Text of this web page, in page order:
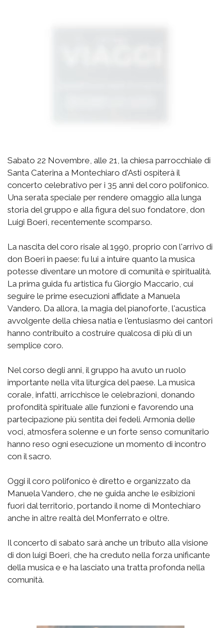
Sabato 22 Novembre, alle 21, la chiesa parrocchiale di
Santa Caterina a Montechiaro d'Asti ospiterà il
concerto celebrativo per i 35 anni del coro polifonico.
Una serata speciale per rendere omaggio alla lunga
storia del gruppo e alla figura del suo fondatore, don
Luigi Boeri, recentemente scomparso.
La nascita del coro risale al 1990, proprio con l'arrivo di
don Boeri in paese: fu lui a intuire quanto la musica
potesse diventare un motore di comunità e spiritualità.
La prima guida fu artistica fu Giorgio Maccario, cui
seguire le prime esecuzioni affidate a Manuela
Vandero. Da allora, la magia del pianoforte, l'acustica
avvolgente della chiesa natia e l'entusiasmo dei cantori
hanno contribuito a costruire qualcosa di più di un
semplice coro.
Nel corso degli anni, il gruppo ha avuto un ruolo
importante nella vita liturgica del paese. La musica
corale, infatti, arricchisce le celebrazioni, donando
profondità spirituale alle funzioni e favorendo una
partecipazione più sentita dei fedeli. Armonia delle
voci, atmosfera solenne e un forte senso comunitario
hanno reso ogni esecuzione un momento di incontro
con il sacro.
Oggi il coro polifonico è diretto e organizzato da
Manuela Vandero, che ne guida anche le esibizioni
fuori dal territorio, portando il nome di Montechiaro
anche in altre realtà del Monferrato e oltre.
Il concerto di sabato sarà anche un tributo alla visione
di don luigi Boeri, che ha creduto nella forza unificante
della musica e e ha lasciato una tratta profonda nella
comunità.